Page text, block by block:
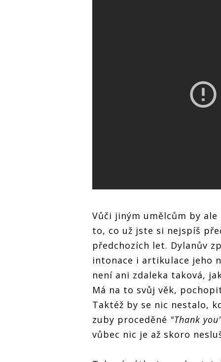
Vůči jiným umělcům by
to, co už jste si nejspíš
předchozích let. Dylanův
intonace i artikulace jeho
není ani zdaleka taková,
Má na to svůj věk,
Taktéž by se nic nestalo,
zuby proceděné "Thank
vůbec nic je až skoro